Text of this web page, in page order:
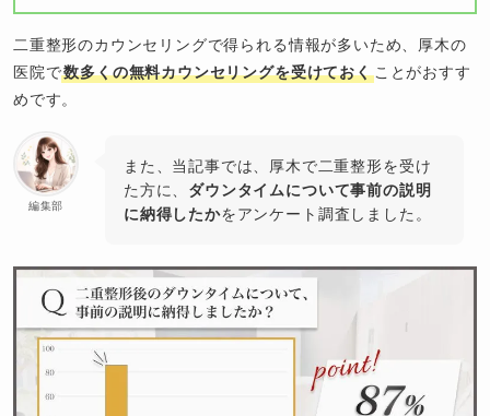
二重整形のカウンセリングで得られる情報が多いため、厚木の
医院で数多くの無料カウンセリングを受けておくことがおすす
めです。
編集部
また、当記事では、厚木で二重整形を受け
た方に、 ダウンタイムについて事前の説明
に納得したかをアンケート調査しました。